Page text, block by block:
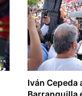
Iván Cepeda
Barranquilla